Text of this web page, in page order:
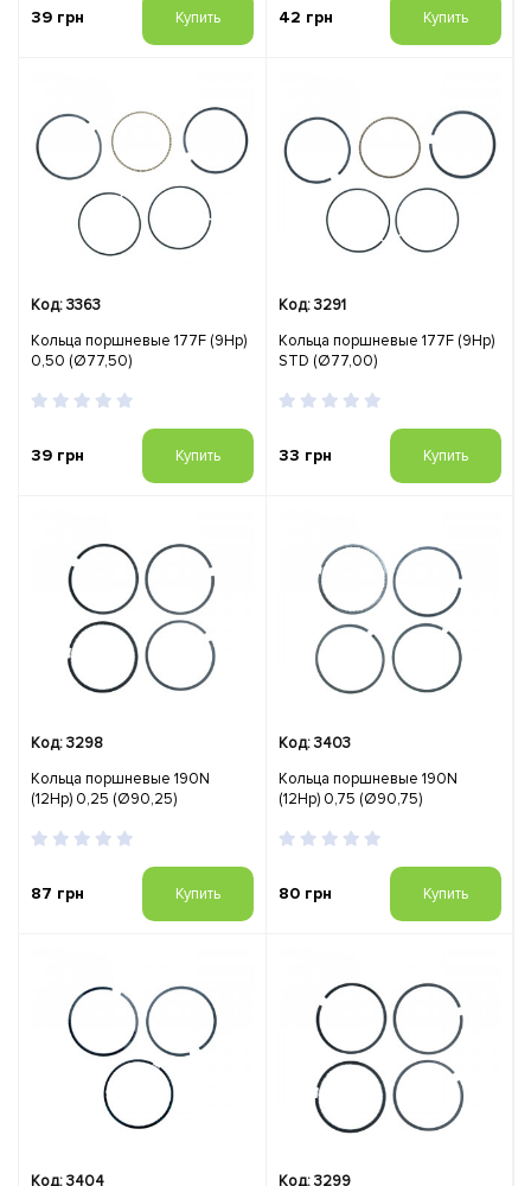
39 грн Купить 42 грн Купить
Код: 3363
Кольца поршневые 177F (9Hp)
0,50 (Ø77,50)
39 грн Купить
Код: 3291
Кольца поршневые 177F (9Hp)
STD (Ø77,00)
33 грн Купить
Код: 3298
Кольца поршневые 190N
(12Hp) 0,25 (Ø90,25)
87 грн Купить
Код: 3403
Кольца поршневые 190N
(12Hp) 0,75 (Ø90,75)
80 грн Купить
Код: 3404
Код: 3299